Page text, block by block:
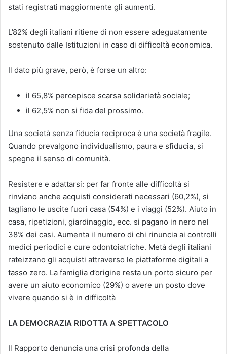
stati registrati maggiormente gli aumenti.
L’82% degli italiani ritiene di non essere adeguatamente
sostenuto dalle Istituzioni in caso di difficoltà economica.
Il dato più grave, però, è forse un altro:
il 65,8% percepisce scarsa solidarietà sociale;
il 62,5% non si fida del prossimo.
Una società senza fiducia reciproca è una società fragile.
Quando prevalgono individualismo, paura e sfiducia, si
spegne il senso di comunità.
Resistere e adattarsi: per far fronte alle difficoltà si
rinviano anche acquisti considerati necessari (60,2%), si
tagliano le uscite fuori casa (54%) e i viaggi (52%). Aiuto in
casa, ripetizioni, giardinaggio, ecc. si pagano in nero nel
38% dei casi. Aumenta il numero di chi rinuncia ai controlli
medici periodici e cure odontoiatriche. Metà degli italiani
rateizzano gli acquisti attraverso le piattaforme digitali a
tasso zero. La famiglia d’origine resta un porto sicuro per
avere un aiuto economico (29%) o avere un posto dove
vivere quando si è in difficoltà
LA DEMOCRAZIA RIDOTTA A SPETTACOLO
Il Rapporto denuncia una crisi profonda della